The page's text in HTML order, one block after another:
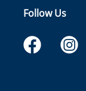
Follow Us